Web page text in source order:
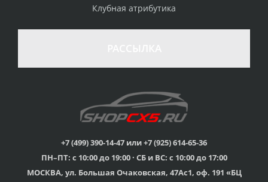
стоимости
товаром
Гарантия качества
Вы можете выбрать
наиболее удобный
для Вас
Профессиональная
консультация
мы знаем о Mazda CX-
Скидки
членам клуба и
Оперативная доставка
Клубная атрибутика
+7 (499) 390-14-47 или +7 (925) 614-65-36
ПН–ПТ: с 10:00 до 19:00 · СБ и ВС: с 10:00 до 17:00
МОСКВА, ул. Большая Очаковская, 47Ас1, оф. 191 «БЦ